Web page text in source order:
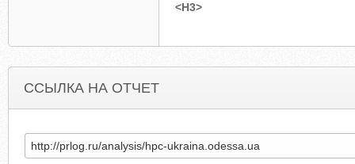
<H3>
ССЫЛКА НА ОТЧЕТ